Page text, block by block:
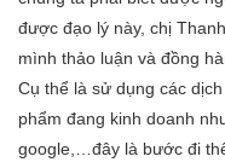
được đạo lý này, chị
mình thảo luận và đồng
Cụ thể là sử dụng các
phẩm đang kinh doanh
google,…đây là bước đi